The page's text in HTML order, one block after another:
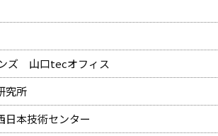
ズ 山口tecオフィス
究所
本技術センター